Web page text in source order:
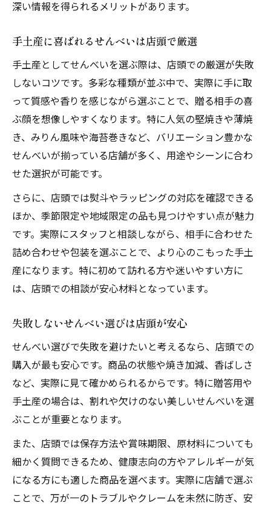
深い情報を得られるメリットがあります。
手土産に喜ばれるせんべいは店頭で厳選
手土産としてせんべいを選ぶ際は、店頭での厳選が失敗
しないコツです。多彩な種類が並ぶ中で、実際に手に取
って質感や香りを感じながら選ぶことで、贈る相手の喜
ぶ顔を想像しやすくなります。特に人気の堅焼きや薄焼
き、みりん風味や海苔巻きなど、バリエーション豊かな
せんべいが揃っている店舗が多く、用途やシーンに合わ
せた選択が可能です。
さらに、店頭では熨斗やラッピングの対応を確認できる
ほか、季節限定や地域限定の品も見つけやすい点が魅力
です。実際にスタッフと相談しながら、相手に合わせた
詰め合わせや包装を選ぶことで、より心のこもった手土
産になります。特に初めて訪れる方や迷いやすい方に
は、店頭での相談が安心材料となっています。
失敗しないせんべい選びは店頭が安心
せんべい選びで失敗を避けたいと考えるなら、店頭での
購入が最も安心です。商品の状態や焼き加減、香ばしさ
など、実際に見て確かめられるからです。特に贈答用や
手土産の場合は、割れや欠けのない美しいせんべいを選
ぶことが重要となります。
また、店頭では保存方法や賞味期限、原材料についても
細かく質問できるため、健康志向の方やアレルギーが気
になる方にも適した商品を選べます。実際に店舗で選ぶ
ことで、万が一のトラブルやクレームを未然に防ぎ、安